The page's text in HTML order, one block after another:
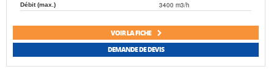
Débit (max.) 3400 m3/h
VOIR LA FICHE
DEMANDE DE DEVIS